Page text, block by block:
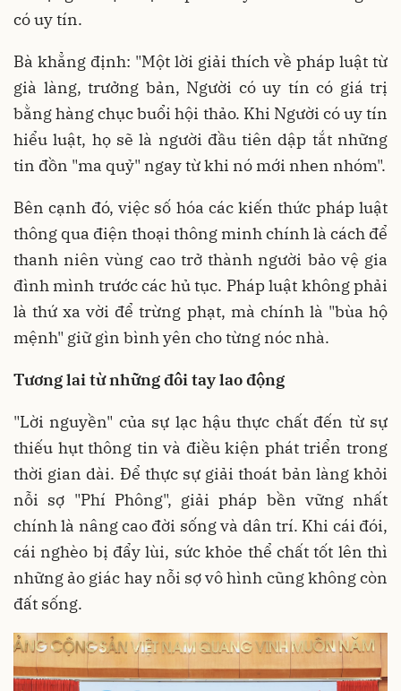
có uy tín.
Bà khẳng định: "Một lời giải thích về pháp luật từ
già làng, trưởng bản, Người có uy tín có giá trị
bằng hàng chục buổi hội thảo. Khi Người có uy tín
hiểu luật, họ sẽ là người đầu tiên dập tắt những
tin đồn "ma quỷ" ngay từ khi nó mới nhen nhóm".
Bên cạnh đó, việc số hóa các kiến thức pháp luật
thông qua điện thoại thông minh chính là cách để
thanh niên vùng cao trở thành người bảo vệ gia
đình mình trước các hủ tục. Pháp luật không phải
là thứ xa vời để trừng phạt, mà chính là "bùa hộ
mệnh" giữ gìn bình yên cho từng nóc nhà.
Tương lai từ những đôi tay lao động
"Lời nguyền" của sự lạc hậu thực chất đến từ sự
thiếu hụt thông tin và điều kiện phát triển trong
thời gian dài. Để thực sự giải thoát bản làng khỏi
nỗi sợ "Phí Phông", giải pháp bền vững nhất
chính là nâng cao đời sống và dân trí. Khi cái đói,
cái nghèo bị đẩy lùi, sức khỏe thể chất tốt lên thì
những ảo giác hay nỗi sợ vô hình cũng không còn
đất sống.